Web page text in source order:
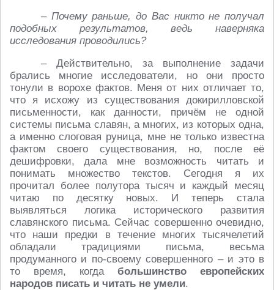
– Почему раньше, до Вас никто не получал
подобных результатов, ведь наверняка
исследования проводились?
– Действительно, за выполнение задачи
брались многие исследователи, но они просто
тонули в ворохе фактов. Меня от них отличает то,
что я исхожу из существования докирилловской
письменности, как данности, причём не одной
системы письма славян, а многих, из которых одна,
а именно слоговая руница, мне не только известна
фактом своего существования, но, после её
дешифровки, дала мне возможность читать и
понимать множество текстов. Сегодня я их
прочитал более полутора тысяч и каждый месяц
читаю по десятку новых. И теперь стала
выявляться логика исторического развития
славянского письма. Сейчас совершенно очевидно,
что наши предки в течение многих тысячелетий
обладали традициями письма, весьма
продуманного и по-своему совершенного – и это в
то время, когда большинство европейских
народов писать и читать не умели.